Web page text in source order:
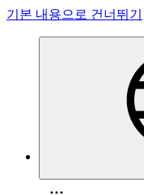
기본 내용으로 건너뛰기